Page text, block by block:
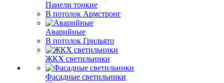
Панели тонкие
В потолок Армстронг
Аварийные
В потолок Грильято
ЖКХ светильники
Фасадные светильники